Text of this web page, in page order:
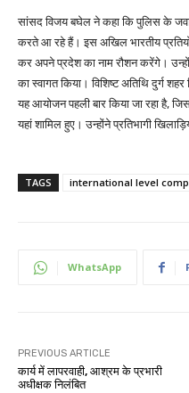
सांसद विजय बघेल ने कहा कि पुलिस के
करते आ रहे हैं। इस अखिल भारतीय
कर अपने प्रदेश का नाम रौशन करेंगे।
का स्वागत किया। विशिष्ट अतिथि दुर्ग
यह आयोजन पहली बार किया जा रहा है,
यहां शामिल हुए। उन्होंने प्रतिभागी
TAGS international level
WhatsApp
PREVIOUS ARTICLE
कार्य में लापरवाही, आश्रम के प्रभारी
अधीक्षक निलंबित